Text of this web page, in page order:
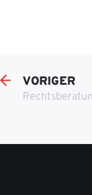
VORIGER